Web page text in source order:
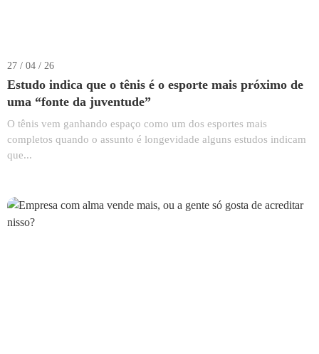
27 / 04 / 26
Estudo indica que o tênis é o esporte mais próximo de
uma “fonte da juventude”
O tênis vem ganhando espaço como um dos esportes mais
completos quando o assunto é longevidade alguns estudos indicam
que...